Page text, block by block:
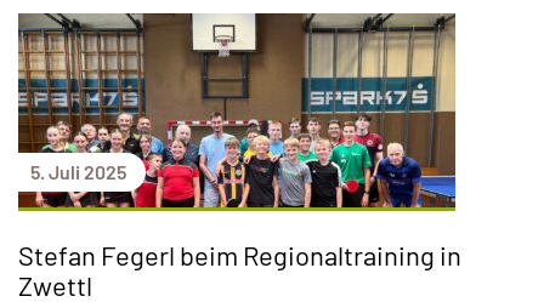
5. Juli 2025
Stefan Fegerl beim Regionaltraining in
Zwettl